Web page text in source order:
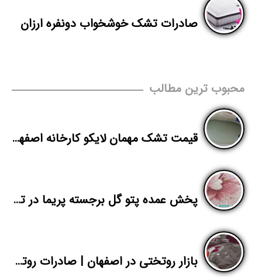
صادرات تشک خوشخواب دونفره ارزان
محبوب ترین مطالب
قیمت تشک مهمان لایکو کارخانه اصفهان
پخش عمده پتو گل برجسته پریما در تبریز
بازار روتختی در اصفهان | صادرات روتختی ارزان قیمت سه بعدی پارچه میکرو